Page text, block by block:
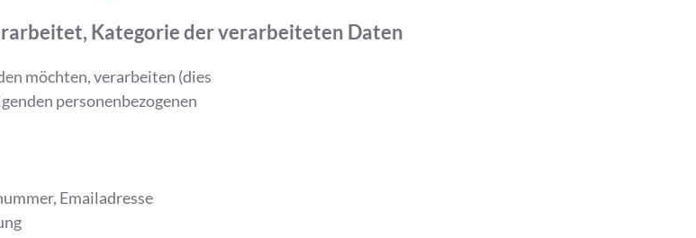
Kategorie der verarbeiteten Daten
möchten, verarbeiten (dies
personenbezogenen
Emailadresse